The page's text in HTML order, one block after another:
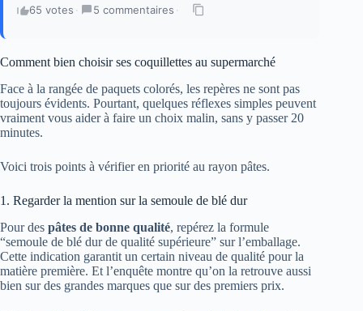
65 votes · 5 commentaires ·
Comment bien choisir ses coquillettes au supermarché
Face à la rangée de paquets colorés, les repères ne sont pas
toujours évidents. Pourtant, quelques réflexes simples peuvent
vraiment vous aider à faire un choix malin, sans y passer 20
minutes.
Voici trois points à vérifier en priorité au rayon pâtes.
1. Regarder la mention sur la semoule de blé dur
Pour des pâtes de bonne qualité, repérez la formule
“semoule de blé dur de qualité supérieure” sur l’emballage.
Cette indication garantit un certain niveau de qualité pour la
matière première. Et l’enquête montre qu’on la retrouve aussi
bien sur des grandes marques que sur des premiers prix.